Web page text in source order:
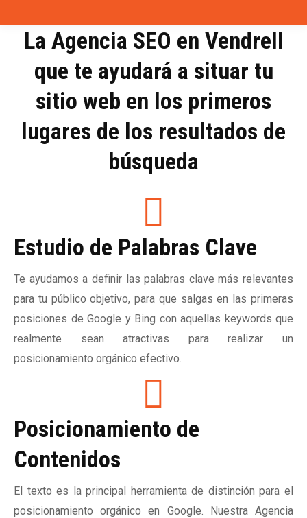
La Agencia SEO en Vendrell
que te ayudará a situar tu
sitio web en los primeros
lugares de los resultados de
búsqueda
Estudio de Palabras Clave
Te ayudamos a definir las palabras clave más relevantes
para tu público objetivo, para que salgas en las primeras
posiciones de Google y Bing con aquellas keywords que
realmente sean atractivas para realizar un
posicionamiento orgánico efectivo.
Posicionamiento de
Contenidos
El texto es la principal herramienta de distinción para el
posicionamiento orgánico en Google. Nuestra Agencia